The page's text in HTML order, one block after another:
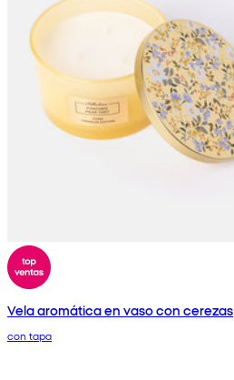
Vela aromática en vaso con cerezas
con tapa